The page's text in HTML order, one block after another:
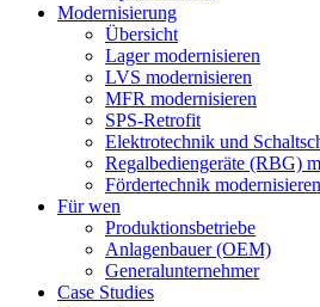
Modernisierung
Übersicht
Lager modernisieren
LVS modernisieren
MFR modernisieren
SPS-Retrofit
Elektrotechnik und
Regalbediengeräte (RBG)
Fördertechnik modernisieren
Für wen
Produktionsbetriebe
Anlagenbauer (OEM)
Generalunternehmer
Case Studies